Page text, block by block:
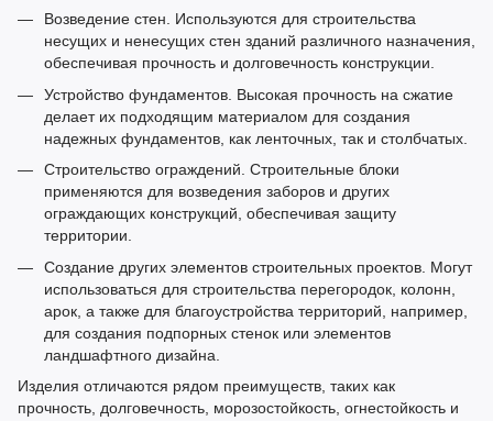
Возведение стен. Используются для строительства
несущих и ненесущих стен зданий различного назначения,
обеспечивая прочность и долговечность конструкции.
Устройство фундаментов. Высокая прочность на сжатие
делает их подходящим материалом для создания
надежных фундаментов, как ленточных, так и столбчатых.
Строительство ограждений. Строительные блоки
применяются для возведения заборов и других
ограждающих конструкций, обеспечивая защиту
территории.
Создание других элементов строительных проектов. Могут
использоваться для строительства перегородок, колонн,
арок, а также для благоустройства территорий, например,
для создания подпорных стенок или элементов
ландшафтного дизайна.
Изделия отличаются рядом преимуществ, таких как
прочность, долговечность, морозостойкость, огнестойкость и